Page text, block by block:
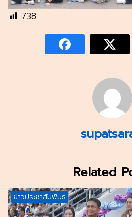
738
Related
ข่าวประชาสัมพันธ์